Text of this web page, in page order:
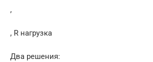
,
, R нагрузка
Два решения: